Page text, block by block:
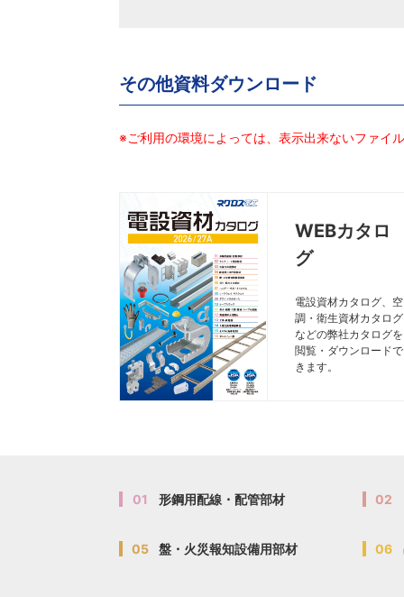
その他資料ダウンロード
※ご利用の環境によっては、表示出来ないファイ
WEBカタロ
グ
電設資材カタログ、空
調・衛生資材カタログ
などの弊社カタログを
閲覧・ダウンロードで
きます。
01 形鋼用配線・配管部材 02
05 盤・火災報知設備用部材 06